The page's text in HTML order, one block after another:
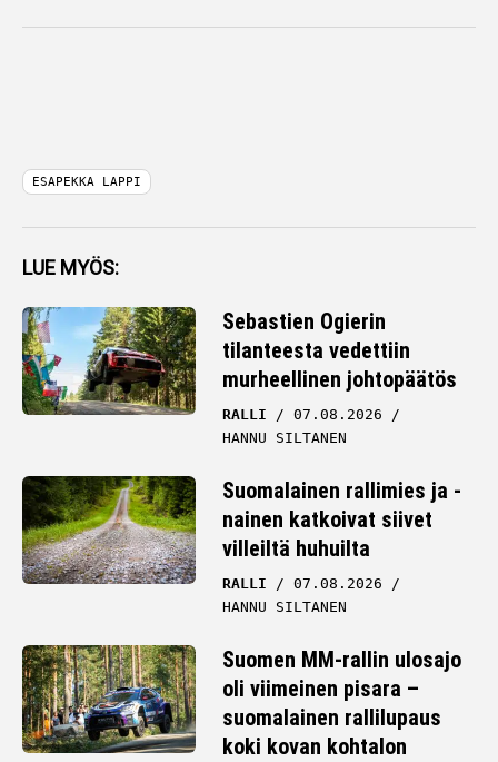
ESAPEKKA LAPPI
LUE MYÖS:
Sebastien Ogierin
tilanteesta vedettiin
murheellinen johtopäätös
RALLI
07.08.2026
HANNU SILTANEN
Suomalainen rallimies ja -
nainen katkoivat siivet
villeiltä huhuilta
RALLI
07.08.2026
HANNU SILTANEN
Suomen MM-rallin ulosajo
oli viimeinen pisara –
suomalainen rallilupaus
koki kovan kohtalon